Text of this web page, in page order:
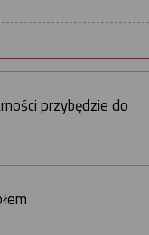
przybędzie do